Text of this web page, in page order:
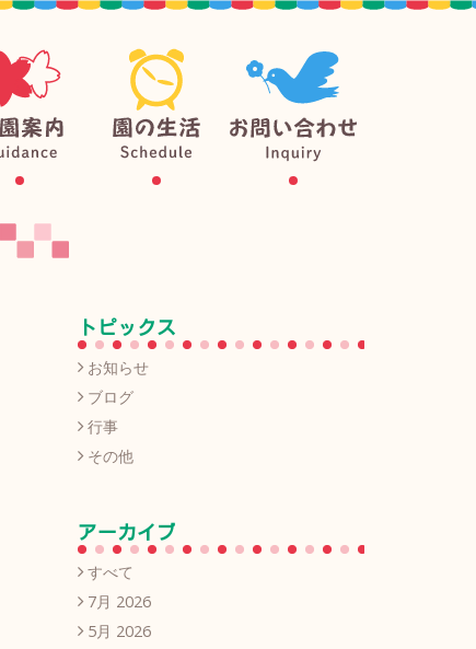
トピックス
お知らせ
ブログ
行事
その他
アーカイブ
すべて
7月 2026
5月 2026